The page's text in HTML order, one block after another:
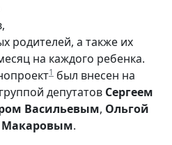
родителей, а также их
на каждого ребенка.
1 был внесен на
депутатов Сергеем
Васильевым, Ольгой
.